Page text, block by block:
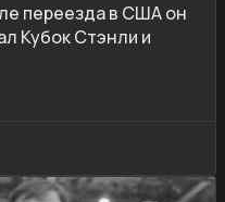
переезда в США он
Кубок Стэнли и